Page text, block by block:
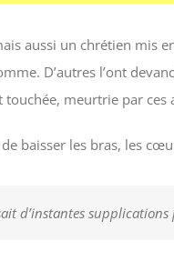
aussi un chrétien mis
D’autres l’ont
touchée, meurtrie par
baisser les bras, les
d’instantes supplications